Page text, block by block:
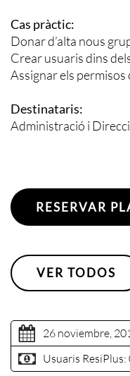
Cas pràctic:
Donar d’alta nous
Crear usuaris dins
Assignar els
Destinataris:
Administració i
RESERVAR
VER TODOS
26 noviembre,
Usuaris ResiPlus: